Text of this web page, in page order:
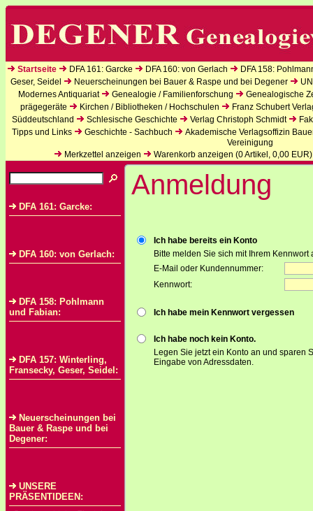
Startseite DFA 161: Garcke DFA 160: von Gerlach
DFA 158:
Geser, Seidel
Neuerscheinungen bei Bauer & Raspe und bei Degener
Modernes Antiquariat
Genealogie / Familienforschung
Genealogische
prägegeräte
Kirchen / Bibliotheken / Hochschulen
Franz Schubert
Süddeutschland
Schlesische Geschichte Verlag Christoph Schmidt
Tipps und Links
Geschichte - Sachbuch
Akademische Verlagsoffizin
Vereinigung
Merkzettel anzeigen
Warenkorb anzeigen (0Artikel, 0,00 EUR)
DFA 161: Garcke:
DFA 160: von Gerlach:
DFA 158: Pohlmann
und Fabian:
DFA 157: Winterling,
Fransecky, Geser, Seidel:
Neuerscheinungen bei
Bauer & Raspe und bei
Degener:
UNSERE
PRÄSENTIDEEN:
Anmeldung
Ich habe bereits ein Konto
Bitte melden Sie sich mit Ihrem Kennwort
E-Mail oder Kundennummer:
Kennwort:
Ich habe mein Kennwort vergessen
Ich habe noch kein Konto.
Legen Sie jetzt ein Konto an und sparen
Eingabe von Adressdaten.